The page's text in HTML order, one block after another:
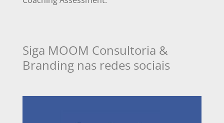
Siga MOOM Consultoria &
Branding nas redes sociais